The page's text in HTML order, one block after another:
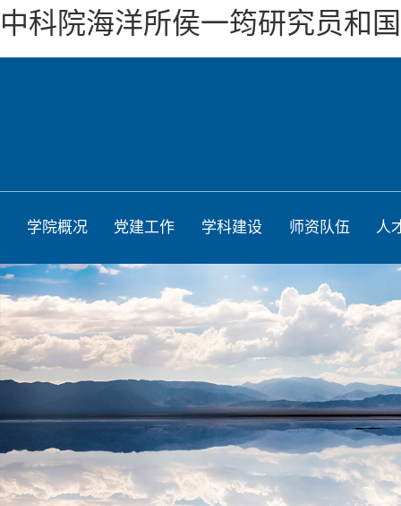
中科院海洋所侯一筠研究员和
学院概况 党建工作 学科建设 师资队伍 人